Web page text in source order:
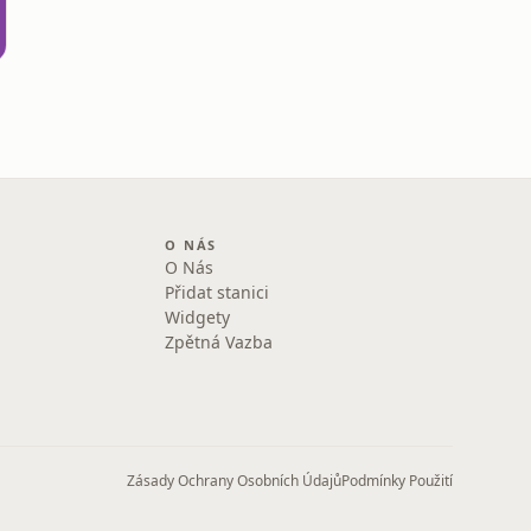
O NÁS
O Nás
Přidat stanici
Widgety
Zpětná Vazba
Zásady Ochrany Osobních ÚdajůPodmínky Použití